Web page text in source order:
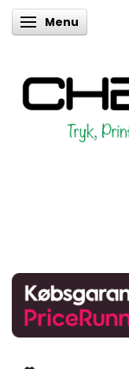
Skifte navigation
Menu